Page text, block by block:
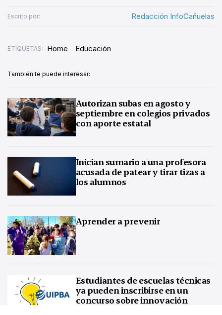
Escrito por: Redacción InfoCañuelas
ETIQUETAS: Home Educación
También te puede interesar:
Autorizan subas en agosto y
septiembre en colegios privados
con aporte estatal
Inician sumario a una profesora
acusada de patear y tirar tizas a
los alumnos
Aprender a prevenir
Estudiantes de escuelas técnicas
ya pueden inscribirse en un
concurso sobre innovación